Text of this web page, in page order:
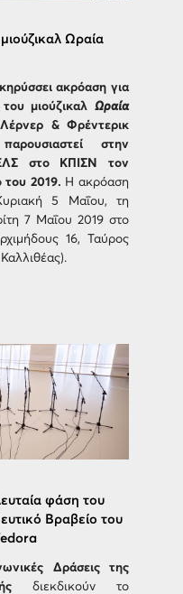
Ωραία
ακρόαση για
μιούζικαλ Ωραία
& Φρέντερικ
στην
στο ΚΠΙΣΝ τον
του 2019. Η ακρόαση
5 Μαΐου, τη
7 Μαΐου 2019 στο
16, Ταύρος
φάση του
Βραβείο του
Δράσεις της
διεκδικούν το